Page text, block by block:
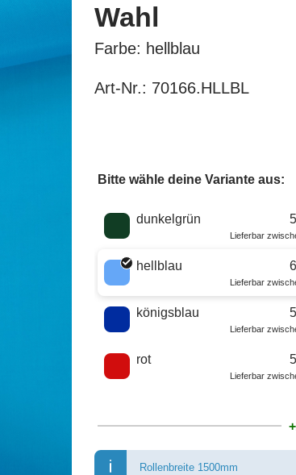
Wahl
Farbe: hellblau
Art-Nr.: 70166.HLLBL
Bitte wähle deine Variante aus:
Wähle eine Farbe
dunkelgrün
Lieferbar
hellblau
Lieferbar
königsblau
Lieferbar
rot
Lieferbar
Rollenbreite 1500mm